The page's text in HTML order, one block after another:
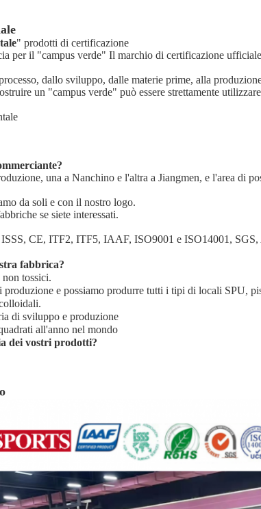
" prodotti di certificazione
per il "campus verde" Il marchio di certificazione
dallo sviluppo, dalle materie prime, alla
un "campus verde" può essere strettamente
una a Nanchino e l'altra a Jiangmen, e l'area di
da soli e con il nostro logo.
se siete interessati.
CE, ITF2, ITF5, IAAF, ISO9001 e ISO14001, SGS,
fabbrica?
tossici.
e possiamo produrre tutti i tipi di locali SPU,
di sviluppo e produzione
all'anno nel mondo
dei vostri prodotti?